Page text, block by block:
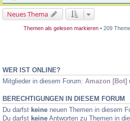
Neues Thema
Themen als gelesen markieren • 209
WER IST ONLINE?
Mitglieder in diesem Forum: Amazon [Bot]
BERECHTIGUNGEN IN DIESEM FORUM
Du darfst keine neuen Themen in diesem
Du darfst keine Antworten zu Themen in